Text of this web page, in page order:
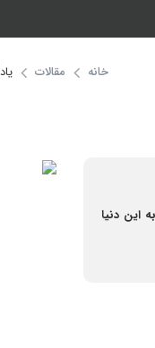
خانه مقالات
این دنیا